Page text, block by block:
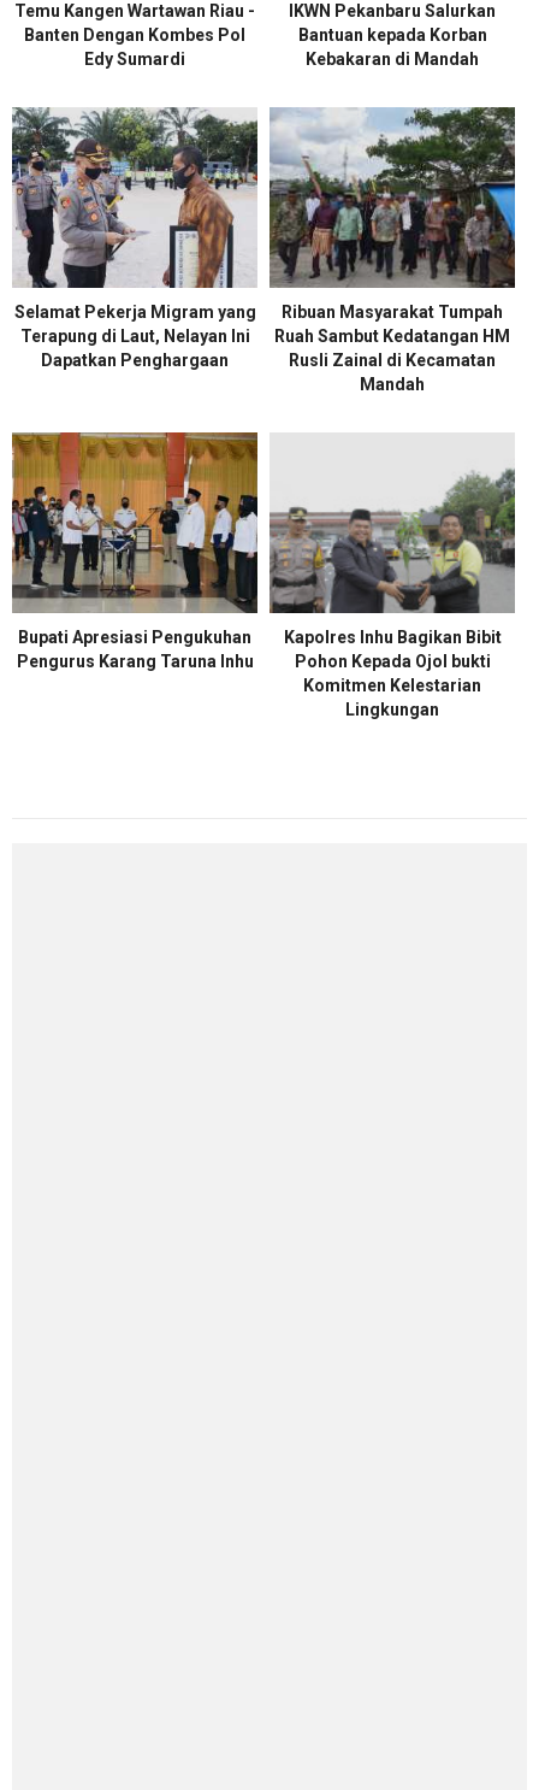
Temu Kangen Wartawan Riau -
Banten Dengan Kombes Pol
Edy Sumardi
IKWN Pekanbaru Salurkan
Bantuan kepada Korban
Kebakaran di Mandah
Selamat Pekerja Migram yang
Terapung di Laut, Nelayan Ini
Dapatkan Penghargaan
Ribuan Masyarakat Tumpah
Ruah Sambut Kedatangan HM
Rusli Zainal di Kecamatan
Mandah
Bupati Apresiasi Pengukuhan
Pengurus Karang Taruna Inhu
Kapolres Inhu Bagikan Bibit
Pohon Kepada Ojol bukti
Komitmen Kelestarian
Lingkungan